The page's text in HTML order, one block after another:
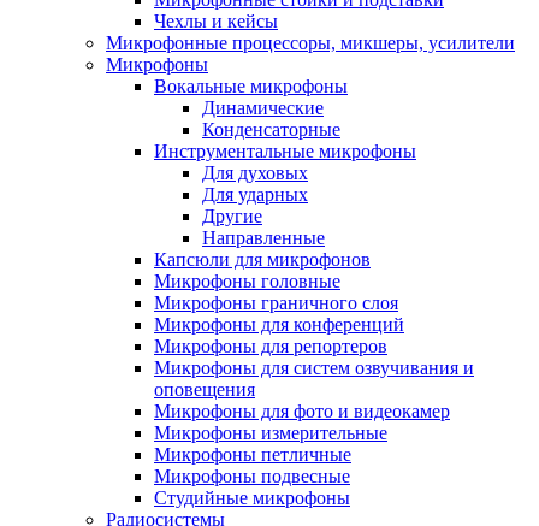
Чехлы и кейсы
Микрофонные процессоры, микшеры, усилители
Микрофоны
Вокальные микрофоны
Динамические
Конденсаторные
Инструментальные микрофоны
Для духовых
Для ударных
Другие
Направленные
Капсюли для микрофонов
Микрофоны головные
Микрофоны граничного слоя
Микрофоны для конференций
Микрофоны для репортеров
Микрофоны для систем озвучивания и
оповещения
Микрофоны для фото и видеокамер
Микрофоны измерительные
Микрофоны петличные
Микрофоны подвесные
Студийные микрофоны
Радиосистемы